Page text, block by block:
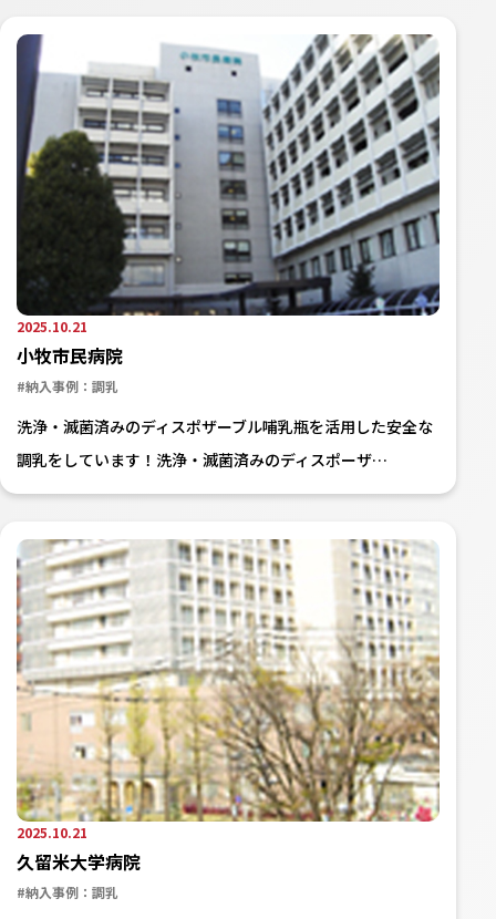
2025.10.21
小牧市民病院
#納入事例：調乳
洗浄・滅菌済みのディスポザーブル哺乳瓶を活用した安全な
調乳をしています！洗浄・滅菌済みのディスポーザ…
2025.10.21
久留米大学病院
#納入事例：調乳